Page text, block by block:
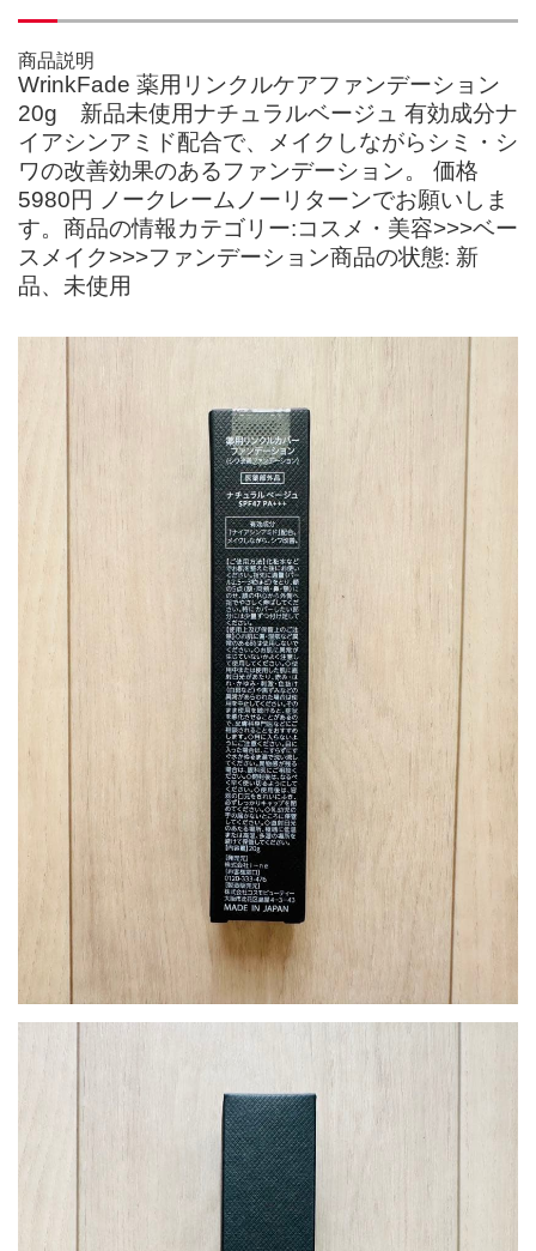
商品説明
WrinkFade 薬用リンクルケアファンデーション
20g 新品未使用ナチュラルベージュ 有効成分ナ
イアシンアミド配合で、メイクしながらシミ・シ
ワの改善効果のあるファンデーション。 価格
5980円 ノークレームノーリターンでお願いしま
す。商品の情報カテゴリー:コスメ・美容>>>ベー
スメイク>>>ファンデーション商品の状態: 新
品、未使用